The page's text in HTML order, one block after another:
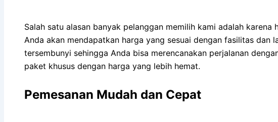
Salah satu alasan banyak pelanggan memilih kami adalah
Anda akan mendapatkan harga yang sesuai dengan fasilitas
tersembunyi sehingga Anda bisa merencanakan perjalanan
paket khusus dengan harga yang lebih hemat.
Pemesanan Mudah dan Cepat